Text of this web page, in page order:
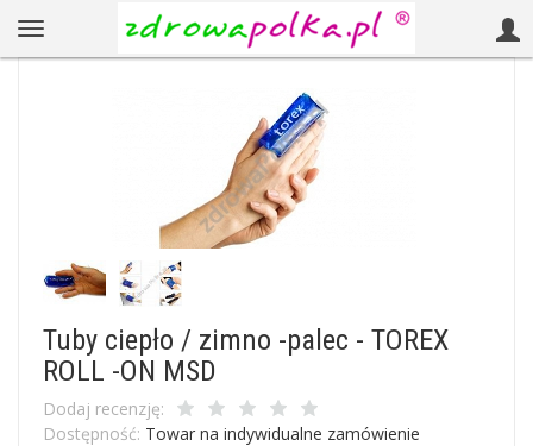
Tuby ciepło / zimno -palec - TOREX
ROLL -ON MSD
Dodaj recenzję:
Dostępność: Towar na indywidualne zamówienie